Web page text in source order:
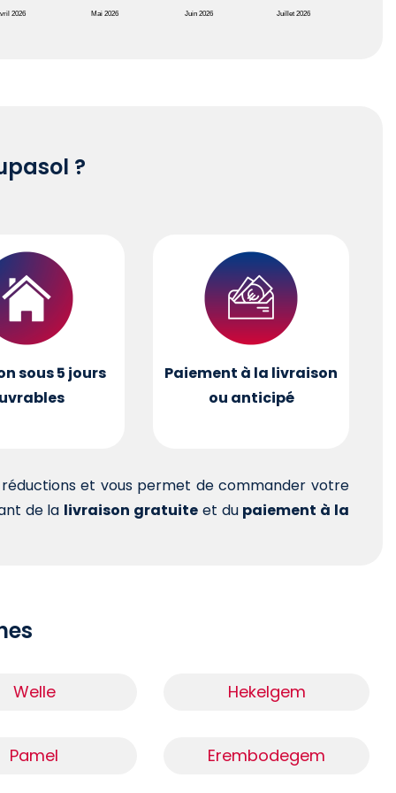
2026 Mai 2026 Juin 2026 Juillet 2026
?
sous 5 jours
Paiement à la livraison
ou anticipé
et vous permet de commander votre
de la livraison gratuite et du paiement à la
Welle Hekelgem
Pamel Erembodegem